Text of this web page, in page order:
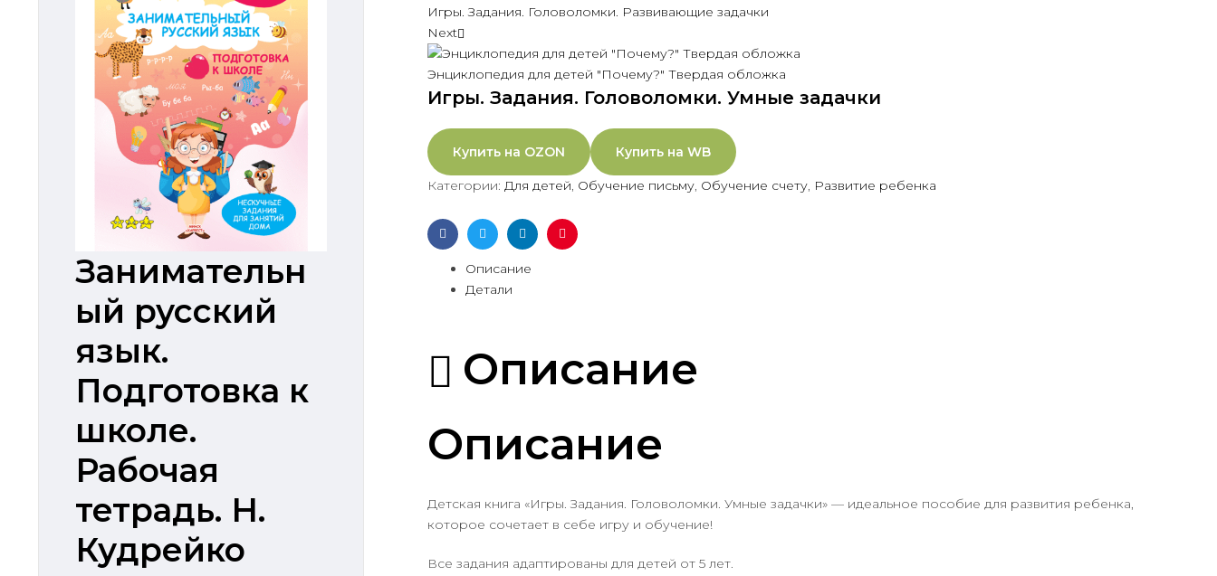
Игры. Задания. Головоломки. Развивающие задачки
Next
Энциклопедия для детей "Почему?" Твердая обложка
Игры. Задания. Головоломки. Умные задачки
Купить на OZON Купить на WB
Категории: Для детей, Обучение письму, Обучение счету, Развитие ребенка
FacebookTwitterLinkedinPinterest
Описание
Детали
Описание
Описание
Детская книга «Игры. Задания. Головоломки. Умные задачки» — идеальное пособие для развития ребенка,
которое сочетает в себе игру и обучение!
Все задания адаптированы для детей от 5 лет.
Занимательн
ый русский
язык.
Подготовка к
школе.
Рабочая
тетрадь. Н.
Кудрейко